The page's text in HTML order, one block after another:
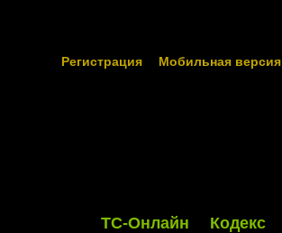
Регистрация Мобильная версия
ТС-Онлайн Кодекс